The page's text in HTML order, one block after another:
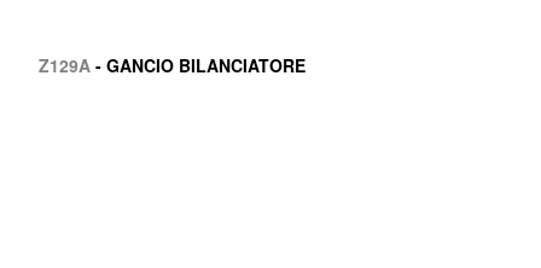
Z129A- GANCIO BILANCIATORE